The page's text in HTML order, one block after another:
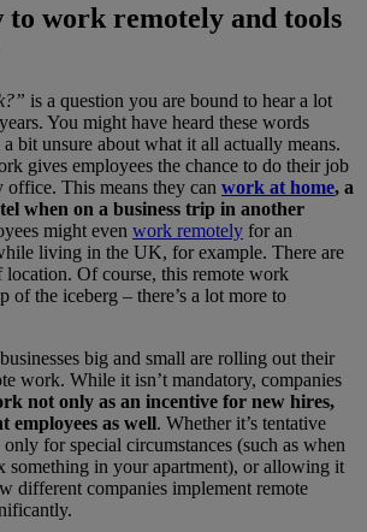
to work remotely and tools
is a question you are bound to hear a lot
You might have heard these words
bit unsure about what it all actually means.
gives employees the chance to do their job
office. This means they can work at home, a
when on a business trip in another
might even work remotely for an
living in the UK, for example. There are
location. Of course, this remote work
of the iceberg – there’s a lot more to
big and small are rolling out their
work. While it isn’t mandatory, companies
not only as an incentive for new hires,
as well. Whether it’s tentative
for special circumstances (such as when
something in your apartment), or allowing it
different companies implement remote